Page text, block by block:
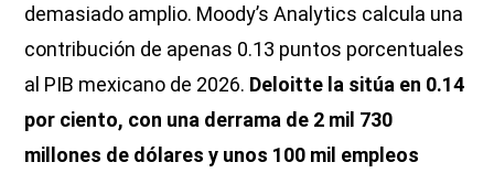
demasiado amplio. Moody’s Analytics calcula una
contribución de apenas 0.13 puntos porcentuales
al PIB mexicano de 2026. Deloitte la sitúa en 0.14
por ciento, con una derrama de 2 mil 730
millones de dólares y unos 100 mil empleos